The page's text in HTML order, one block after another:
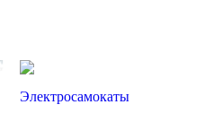
Электросамокаты